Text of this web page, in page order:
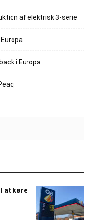
af elektrisk 3-serie
i Europa
at køre